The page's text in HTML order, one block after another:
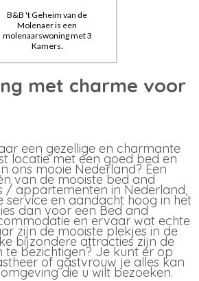
B&B 't Geheim van de
Molenaer is een
molenaarswoning met 3
Kamers.
met charme voor
een gezellige en charmante
locatie met een goed bed en
ons mooie Nederland? Een
van de mooiste bed and
/ appartementen in Nederland,
service en aandacht hoog in het
dan voor een Bed and
en ervaar wat echte
zijn de mooiste plekjes in de
bijzondere attracties zijn de
te bezichtigen? Je kunt er op
of gastvrouw je alles kan
die u wilt bezoeken.